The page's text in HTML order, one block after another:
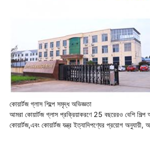
কোয়ার্টজ গ্লাস শিল্পে সমৃদ্ধ অভিজ্ঞতা
আমরা কোয়ার্টজ গ্লাস প্রক্রিয়াকরণে 25 বছরেরও বেশি
কোয়ার্টজ,এবং কোয়ার্টজ যন্ত্র ইত্যাদিপণ্যের প্রয়োগ